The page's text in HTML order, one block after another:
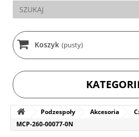
Koszyk (pusty)
Podzespoły Akcesoria
MCP-260-00077-0N